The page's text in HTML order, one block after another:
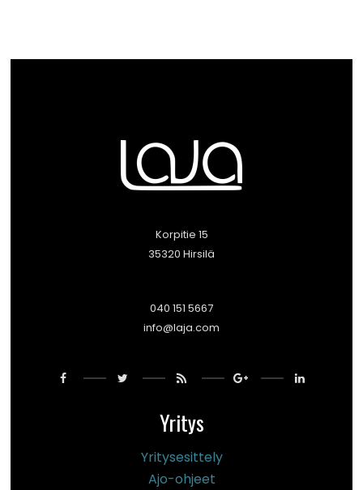
Korpitie 15
35320 Hirsilä
040 151 5667
info@laja.com
Yritys
Yritysesittely
Ajo-ohjeet